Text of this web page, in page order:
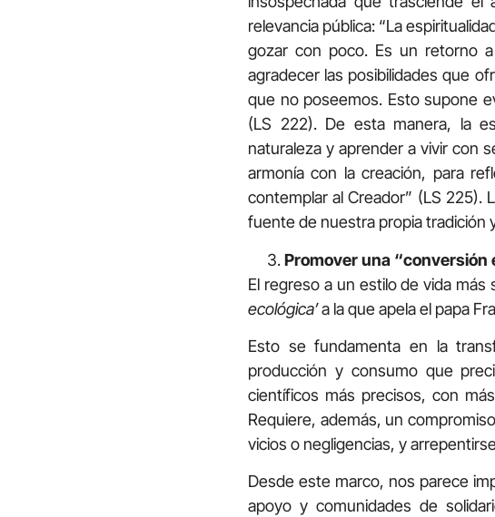
relevancia pública: “La
gozar con poco. Es un retorno
agradecer las posibilidades que
que no poseemos. Esto supone
(LS 222). De esta manera, la
naturaleza y aprender a vivir con
armonía con la creación, para
contemplar al Creador” (LS 225).
fuente de nuestra propia tradición
Promover una “conversión
El regreso a un estilo de vida más
ecológica’a la que apela el papa
Esto se fundamenta en la
producción y consumo que
científicos más precisos, con
Requiere, además, un
vicios o negligencias, y
Desde este marco, nos parece
apoyo y comunidades de